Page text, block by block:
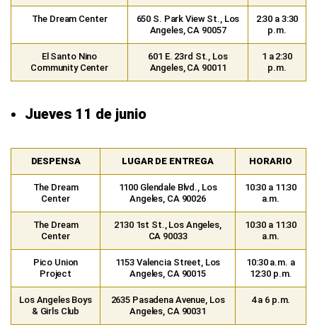
The Dream Center
650 S. Park View St., Los
Angeles, CA 90057
2:30 a 3:30
p.m.
El Santo Nino
Community Center
601 E. 23rd St., Los
Angeles, CA 90011
1 a 2:30
p.m.
Jueves 11 de junio
DESPENSA LUGAR DE ENTREGA HORARIO
The Dream
Center
1100 Glendale Blvd., Los
Angeles, CA 90026
10:30 a 11:30
a.m.
The Dream
Center
2130 1st St., Los Angeles,
CA 90033
10:30 a 11:30
a.m.
Pico Union
Project
1153 Valencia Street, Los
Angeles, CA 90015
10:30 a.m. a
12:30 p.m.
Los Angeles Boys
& Girls Club
2635 Pasadena Avenue, Los
Angeles, CA 90031
4 a 6 p.m.